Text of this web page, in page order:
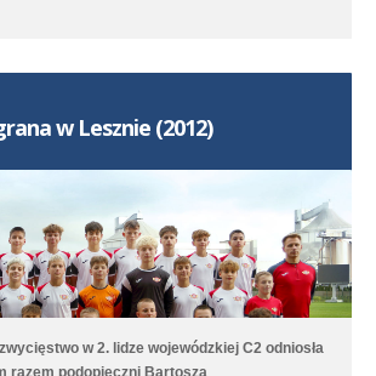
w Lesznie (2012)
w 2. lidze wojewódzkiej C2 odniosła